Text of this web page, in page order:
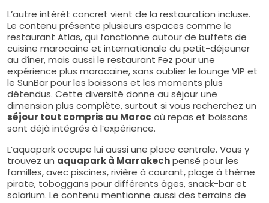
L’autre intérêt concret vient de la restauration incluse.
Le contenu présente plusieurs espaces comme le
restaurant Atlas, qui fonctionne autour de buffets de
cuisine marocaine et internationale du petit-déjeuner
au dîner, mais aussi le restaurant Fez pour une
expérience plus marocaine, sans oublier le lounge VIP et
le SunBar pour les boissons et les moments plus
détendus. Cette diversité donne au séjour une
dimension plus complète, surtout si vous recherchez un
séjour tout compris au Maroc où repas et boissons
sont déjà intégrés à l’expérience.
L’aquapark occupe lui aussi une place centrale. Vous y
trouvez un aquapark à Marrakechpensé pour les
familles, avec piscines, rivière à courant, plage à thème
pirate, toboggans pour différents âges, snack-bar et
solarium. Le contenu mentionne aussi des terrains de